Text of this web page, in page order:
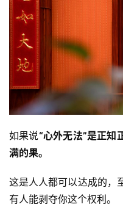
如果说“心外无法”是正知
满的果。
这是人人都可以达成的，
有人能剥夺你这个权利。